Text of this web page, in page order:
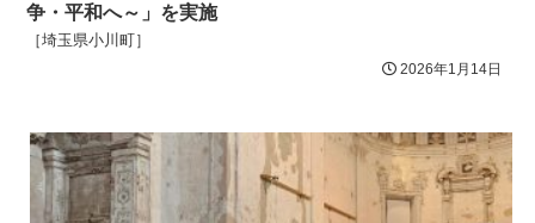
争・平和へ～」を実施
［埼玉県小川町］
2026年1月14日